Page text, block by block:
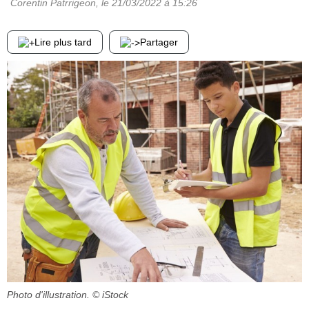
Corentin Patrrigeon , le 21/03/2022 à 15:26
Lire plus tard Partager
Photo d'illustration. © iStock